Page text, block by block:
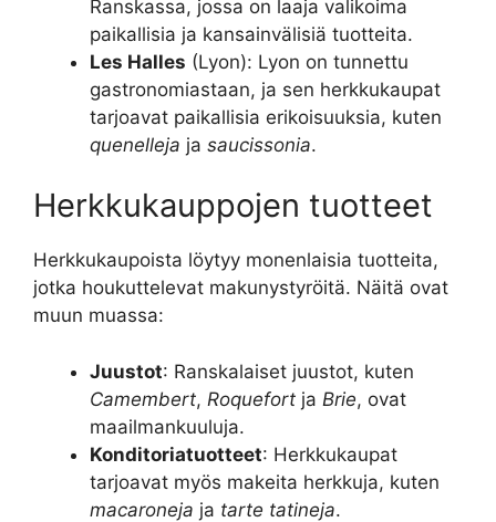
Ranskassa, jossa on laaja valikoima
paikallisia ja kansainvälisiä tuotteita.
Les Halles (Lyon): Lyon on tunnettu
gastronomiastaan, ja sen herkkukaupat
tarjoavat paikallisia erikoisuuksia, kuten
quenelleja ja saucissonia.
Herkkukauppojen tuotteet
Herkkukaupoista löytyy monenlaisia tuotteita,
jotka houkuttelevat makunystyröitä. Näitä ovat
muun muassa:
Juustot: Ranskalaiset juustot, kuten
Camembert, Roquefort ja Brie, ovat
maailmankuuluja.
Konditoriatuotteet: Herkkukaupat
tarjoavat myös makeita herkkuja, kuten
macaroneja ja tarte tatineja.